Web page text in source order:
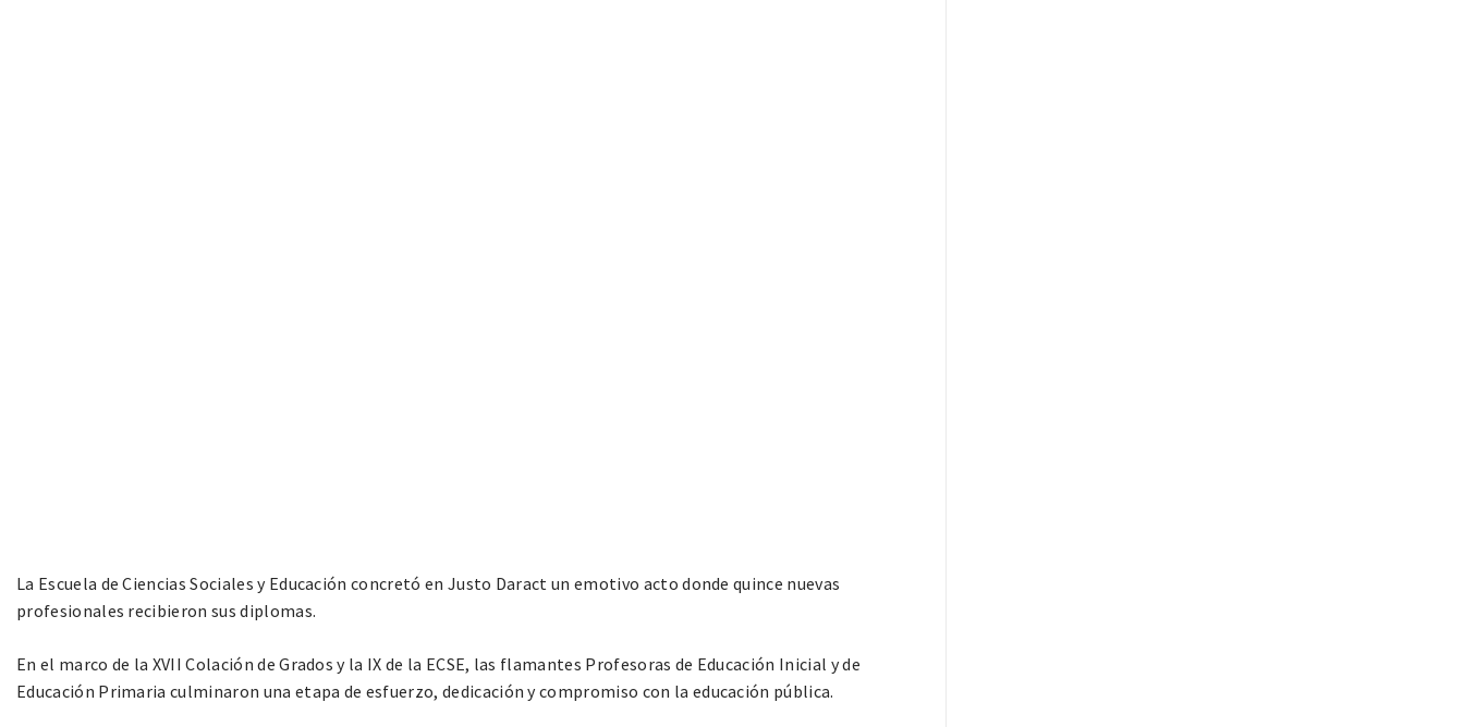
La Escuela de Ciencias Sociales y Educación concretó en Justo Daract un emotivo acto donde quince nuevas
profesionales recibieron sus diplomas.
En el marco de la XVII Colación de Grados y la IX de la ECSE, las flamantes Profesoras de Educación Inicial y de
Educación Primaria culminaron una etapa de esfuerzo, dedicación y compromiso con la educación pública.